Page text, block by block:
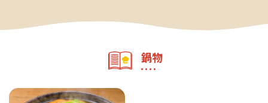
鍋物